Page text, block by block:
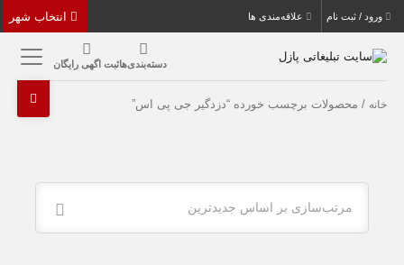
ورود / ثبت نام علاقه‌مندی ها
دسته‌بندی‌هاثبت اگهی رایگان
خانه / محصولات برچسب خورده “دزدگیر جی پی اس”
مرتب‌سازی بر اساس جدیدترین